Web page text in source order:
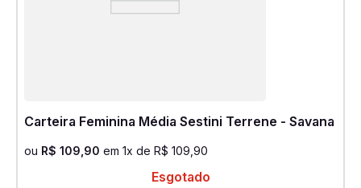
Carteira Feminina Média Sestini Terrene - Savana
ou R$ 109 90 em 1x de R$ 109 90
Esgotado